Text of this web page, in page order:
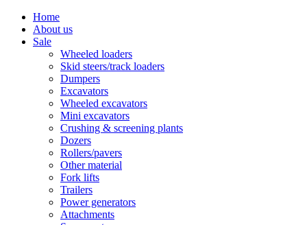
Home
About us
Sale
Wheeled loaders
Skid steers/track loaders
Dumpers
Excavators
Wheeled excavators
Mini excavators
Crushing & screening plants
Dozers
Rollers/pavers
Other material
Fork lifts
Trailers
Power generators
Attachments